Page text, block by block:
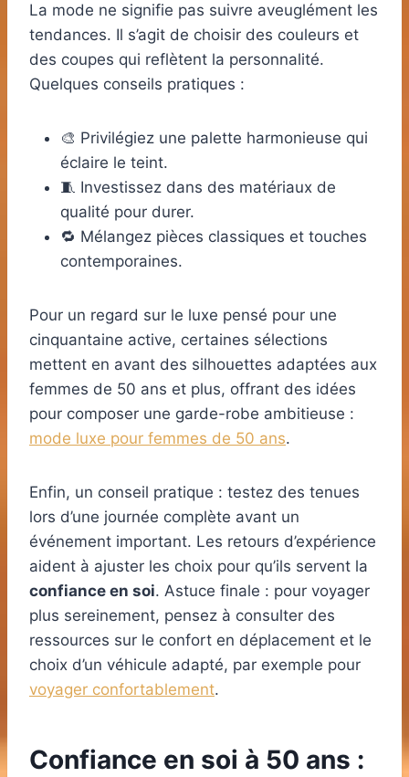
La mode ne signifie pas suivre aveuglément les
tendances. Il s’agit de choisir des couleurs et
des coupes qui reflètent la personnalité.
Quelques conseils pratiques :
🎨 Privilégiez une palette harmonieuse qui
éclaire le teint.
🧵 Investissez dans des matériaux de
qualité pour durer.
🔁 Mélangez pièces classiques et touches
contemporaines.
Pour un regard sur le luxe pensé pour une
cinquantaine active, certaines sélections
mettent en avant des silhouettes adaptées aux
femmes de 50 ans et plus, offrant des idées
pour composer une garde-robe ambitieuse :
mode luxe pour femmes de 50 ans.
Enfin, un conseil pratique : testez des tenues
lors d’une journée complète avant un
événement important. Les retours d’expérience
aident à ajuster les choix pour qu’ils servent la
confiance en soi. Astuce finale : pour voyager
plus sereinement, pensez à consulter des
ressources sur le confort en déplacement et le
choix d’un véhicule adapté, par exemple pour
voyager confortablement.
Confiance en soi à 50 ans :